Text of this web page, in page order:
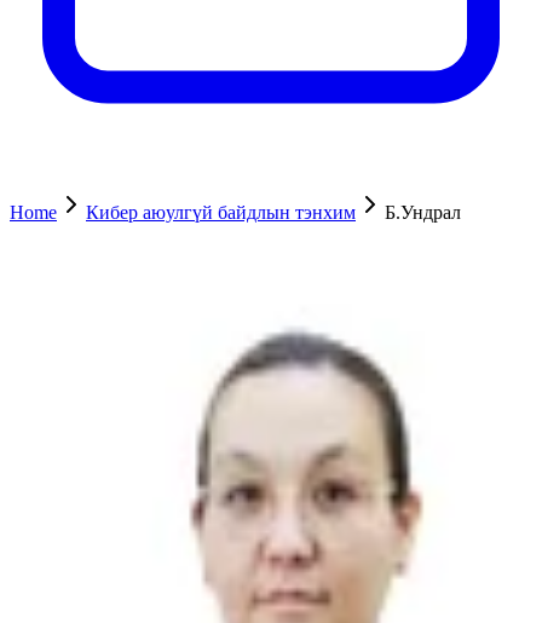
Home Кибер аюулгүй байдлын тэнхим Б.Ундрал